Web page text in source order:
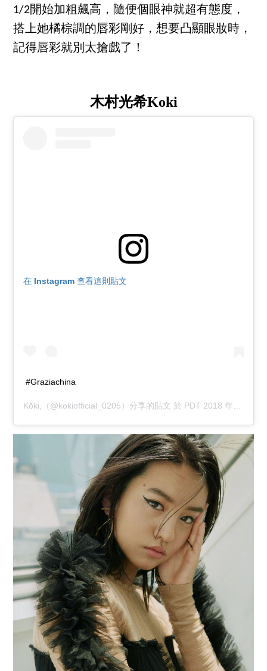
1/2開始加粗飆高，隨便個眼神就超有態度，
搭上她橘棕調的唇彩剛好，想要凸顯眼妝時，
記得唇彩就別太搶戲了！
木村光希Koki
在 Instagram 查看這則貼文
#Graziachina
Kōki, （@kokiofficial_0205）分享的貼文 於 PDT 2018 年 9月 月 3 日 上午 5:17